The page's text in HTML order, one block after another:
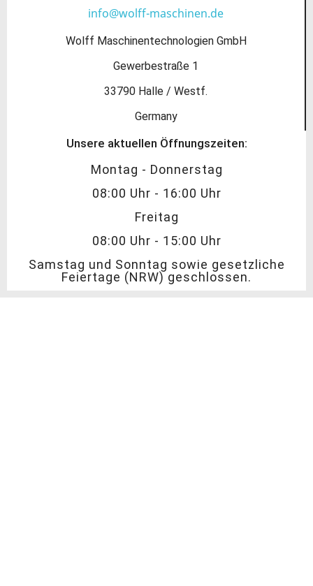
info@wolff-maschinen.de
Wolff Maschinentechnologien GmbH
Gewerbestraße 1
33790 Halle / Westf.
Germany
Unsere aktuellen Öffnungszeiten:
Montag - Donnerstag
08:00 Uhr - 16:00 Uhr
Freitag
08:00 Uhr - 15:00 Uhr
Samstag und Sonntag sowie gesetzliche
Feiertage (NRW) geschlossen.